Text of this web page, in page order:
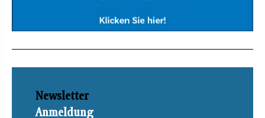
Newsletter
Anmeldung